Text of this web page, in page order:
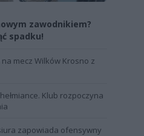
zawodnikiem?
spadku!
mecz Wilków Krosno z
Klub rozpoczyna
zapowiada ofensywny